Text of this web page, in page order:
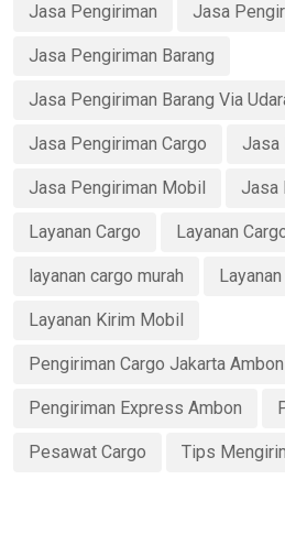
Jasa Pengiriman Jasa
Jasa Pengiriman Barang
Jasa Pengiriman Barang Via
Jasa Pengiriman Cargo Jasa
Jasa Pengiriman Mobil Jasa
Layanan Cargo Layanan
layanan cargo murah
Layanan Kirim Mobil
Pengiriman Cargo Jakarta Ambon
Pengiriman Express Ambon
Pesawat Cargo Tips